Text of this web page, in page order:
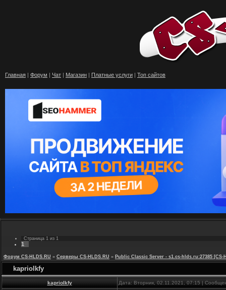
Главная | Форум | Чат | Магазин | Платные услуги | Топ сайтов
Страница 1 из 1
1
Форум CS-HLDS.RU » Серверы CS-HLDS.RU » Public Classic Server - s1.cs-hlds.ru:27385 [CS-
kapriolkfy
kapriolkfy Дата: Вторник, 02.11.2021, 07:15 |